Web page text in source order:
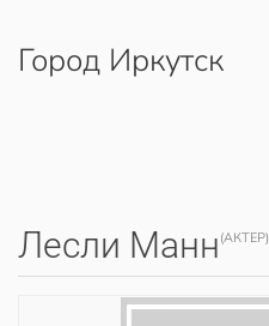
Перейти к содержимому
Город Иркутск
Лесли Манн (АКТЕР)